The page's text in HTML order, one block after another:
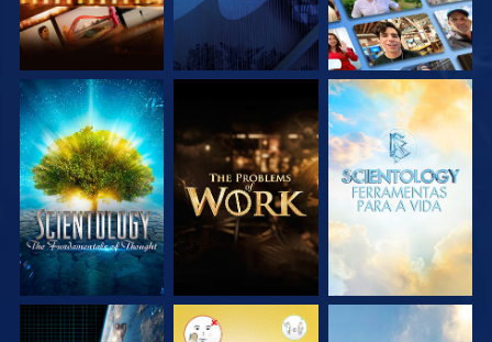
EXPLORE A SÉRIE EXPLORE A SÉRIE EXPLORE A SÉRIE